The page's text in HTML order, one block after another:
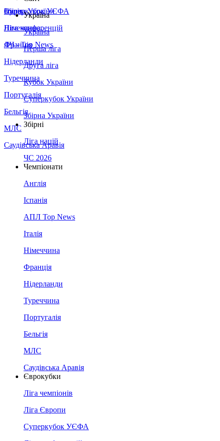
Збірна України
Італія
Німеччина
Франція
Нідерланди
Туреччина
Португалія
Бельгія
МЛС
Саудівська Аравія
Суперкубок УЄФА
Ліга конференцій
ЛЧ - Top News
Україна
Україна
Перша ліга
Друга ліга
Кубок України
Суперкубок України
Збірна України
Збірні
Ліга націй
ЧС 2026
Чемпіонати
Англія
Іспанія
АПЛ Top News
Італія
Німеччина
Франція
Нідерланди
Туреччина
Португалія
Бельгія
МЛС
Саудівська Аравія
Єврокубки
Ліга чемпіонів
Ліга Європи
Суперкубок УЄФА